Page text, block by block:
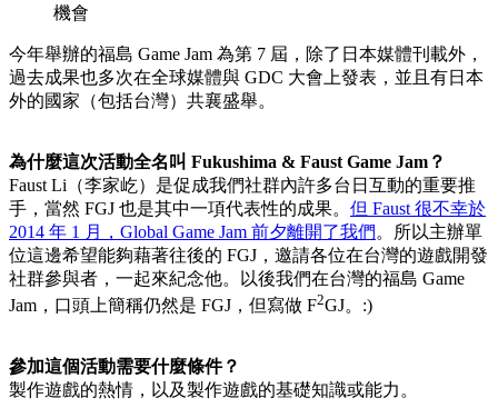
機會
今年舉辦的福島 Game Jam 為第 7 屆，除了日本媒體刊載外，
過去成果也多次在全球媒體與 GDC 大會上發表，並且有日本
外的國家（包括台灣）共襄盛舉。
為什麼這次活動全名叫 Fukushima & Faust Game Jam？
Faust Li（李家屹）是促成我們社群內許多台日互動的重要推
手，當然 FGJ 也是其中一項代表性的成果。 但 Faust 很不幸於
2014 年 1 月，Global Game Jam 前夕離開了我們 。所以主辦單
位這邊希望能夠藉著往後的 FGJ，邀請各位在台灣的遊戲開發
社群參與者，一起來紀念他。以後我們在台灣的福島 Game
Jam，口頭上簡稱仍然是 FGJ，但寫做 F2GJ。:)
參加這個活動需要什麼條件？
製作遊戲的熱情，以及製作遊戲的基礎知識或能力。